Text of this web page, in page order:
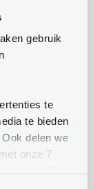
gebruik
te
te bieden
delen we
onze 7